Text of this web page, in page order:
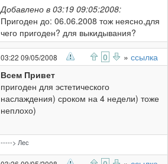
Добавлено в 03:19 09:05:2008:
Пригоден до: 06.06.2008 тож неясно,для
чего пригоден? для выкидывания?
03:22 09/05/2008 0 » ссылка
Всем Привет
пригоден для эстетического
наслаждения) сроком на 4 недели) тоже
неплохо)
-----> Лес